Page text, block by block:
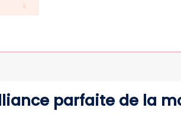
parfaite de la